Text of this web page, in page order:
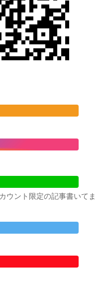
ウント限定の記事書いてま